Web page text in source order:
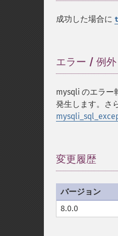
成功した場合に
エラー / 例外
mysqli のエラー
発生します。さ
変更履歴
バージョン
8.0.0